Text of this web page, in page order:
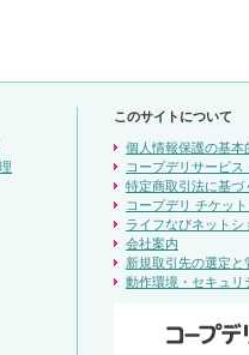
このサイトについて
個人情報保護の基本
コープデリサービ
特定商取引法に基づ
コープデリ チケッ
ライフなびネットシ
会社案内
新規取引先の選定と
動作環境・セキュリ